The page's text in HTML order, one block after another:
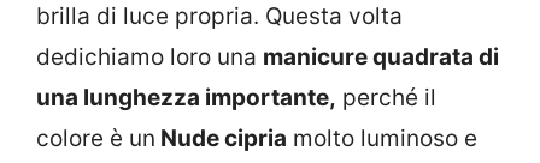
brilla di luce propria. Questa volta
dedichiamo loro una manicure quadrata di
una lunghezza importante, perché il
colore è un Nude cipria molto luminoso e